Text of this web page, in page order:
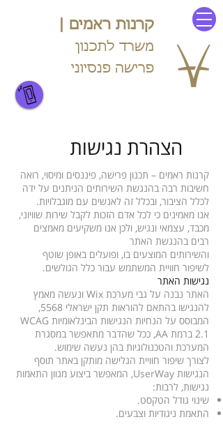
קרנות ראמים |
משרד לתכנון
פרישה פנסיוני
הצהרת נגישות
קרנות ראמים – תכנון פרישה, פיננסים ומיסוי, רואה
חשיבות רבה בהנגשת השירותים הניתנים על ידה
לכלל הציבור, ובכלל זה לאנשים עם מוגבלויות.
אנו מאמינים כי לכל אדם הזכות לקבל שירות שוויוני,
מכבד, עצמאי ונגיש, ולכן אנו משקיעים מאמצים
רבים בהנגשת האתר
והשירותים המוצעים בו, ופועלים באופן שוטף
לשיפור חוויית המשתמש עבור כלל הגולשים.
נגישות האתר
האתר נבנה על גבי מערכת Wix ונעשה מאמץ
להנגישו בהתאם להוראות תקן ישראלי 5568,
המבוסס על הנחיות הנגישות הבינלאומיות WCAG
2.1 ברמת AA, ככל שהדבר מתאפשר במסגרת
המערכת והטכנולוגיות בהן נעשה שימוש.
לצורך שיפור חוויית הגלישה מותקן באתר תוסף
הנגישות UserWay, המאפשר ביצוע מגוון התאמות
נגישות, לרבות:
שינוי גודל הטקסט.
התאמת ניגודיות וצבעים.